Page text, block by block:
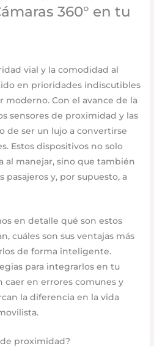
360° en tu
vial y la comodidad al
en prioridades indiscutibles
moderno. Con el avance de la
sensores de proximidad y las
de ser un lujo a convertirse
Estos dispositivos no solo
al manejar, sino que también
y, por supuesto, a
en detalle qué son estos
cuáles son sus ventajas más
de forma inteligente.
para integrarlos en tu
caer en errores comunes y
la diferencia en la vida
de proximidad?